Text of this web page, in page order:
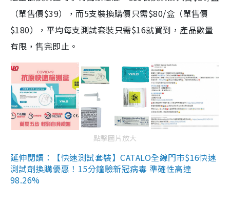
（單售價$39），而5支裝換購價只需$80/盒（單售價
$180），平均每支測試套裝只需$16就買到，產品數量
有限，售完即止。
點擊圖片放大
延伸閱讀：【快速測試套裝】CATALO全線門市$16快速
測試劑換購優惠！15分鐘驗新冠病毒 準確性高達
98.26%